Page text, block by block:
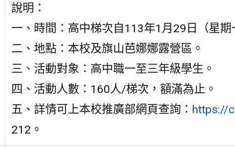
說明：
一、時間：高中梯次自113年1月29日（星
二、地點：本校及旗山芭娜娜露營區。
三、活動對象：高中職一至三年級學生。
四、活動人數：160人/梯次，額滿為止。
五、詳情可上本校推廣部網頁查詢： https://
212。